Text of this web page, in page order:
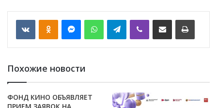
VKontakte WhatsApp Telegram
Похожие новости
​ФОНД КИНО ОБЪЯВЛЯЕТ
ПРИЕМ ЗАЯВОК НА